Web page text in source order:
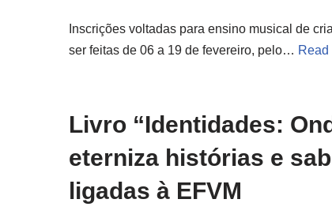
Inscrições voltadas para ensino musical de
ser feitas de 06 a 19 de fevereiro, pelo… Read
Livro “Identidades:
eterniza histórias e
ligadas à EFVM